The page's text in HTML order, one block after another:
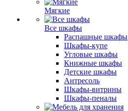
Мягкие
Все шкафы
Распашные шкафы
Шкафы-купе
Угловые шкафы
Книжные шкафы
Детские шкафы
Антресоль
Шкафы-витрины
Шкафы-пеналы